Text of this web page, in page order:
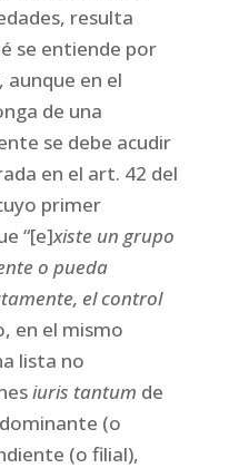
resulta
se entiende por
aunque en el
de una
se debe acudir
en el art. 42 del
primer
“[e]xiste un grupo
o pueda
el control
en el mismo
lista no
iuris tantum de
(o
(o filial),